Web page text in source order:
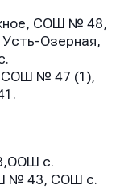
СОШ № 48,
Озерная,
№ 47 (1),
с.
№ 43, СОШ с.